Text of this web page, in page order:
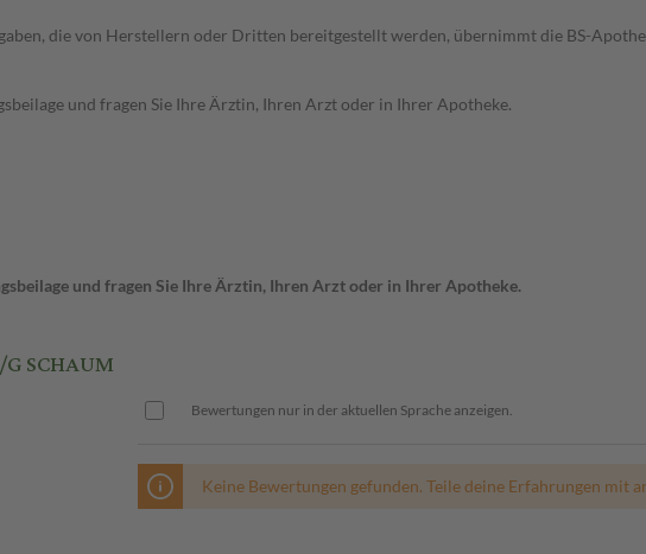
die von Herstellern oder Dritten bereitgestellt werden, übernimmt die BS-
und fragen Sie Ihre Ärztin, Ihren Arzt oder in Ihrer Apotheke.
und fragen Sie Ihre Ärztin, Ihren Arzt oder in Ihrer Apotheke.
SCHAUM
Bewertungen nur in der aktuellen Sprache anzeigen.
Keine Bewertungen gefunden. Teile deine Erfahrungen mit